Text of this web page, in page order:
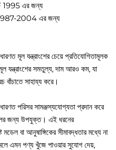
1995 এর জন্য
1987-2004 এর জন্য
মূল যন্ত্রাংশের চেয়ে প্রতিযোগিতামূলক
যন্ত্রাংশের সমতুল্য, দাম আরও কম, যা
বাঁচাতে সাহায্য করে।
পরিসর সামঞ্জস্যযোগ্যতা প্রদান করে
জন্য উপযুক্ত। এই ধরনের
মডেল বা আনুষাঙ্গিকের সীমাবদ্ধতার মধ্যে না
এমন পণ্য খুঁজে পাওয়ার সুযোগ দেয়,